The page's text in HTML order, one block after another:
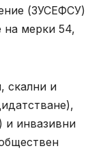
(ЗУСЕФСУ)
на мерки 54,
скални и
и инвазивни